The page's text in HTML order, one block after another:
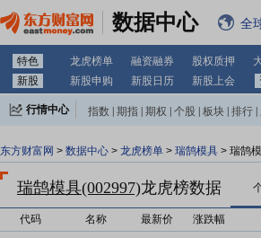
数据中心 全
特色 龙虎榜单 融资融券 股权质押
新股
新股申购 新股日历 新股上会
行情中心 指数 期指 期权 个股 板块 排行
东方财富网 > 数据中心 > 龙虎榜单 > 瑞鹄模具 > 瑞鹄
瑞鹄模具(002997)龙虎榜数据
代码 名称 最新价 涨跌幅